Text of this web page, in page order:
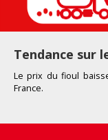
Tendance sur
Le prix du fioul
France.